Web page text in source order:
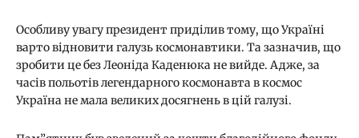
Особливу увагу президент приділив тому, що Україні
варто відновити галузь космонавтики. Та зазначив, що
зробити це без Леоніда Каденюка не вийде. Адже, за
часів польотів легендарного космонавта в космос
Україна не мала великих досягнень в цій галузі.